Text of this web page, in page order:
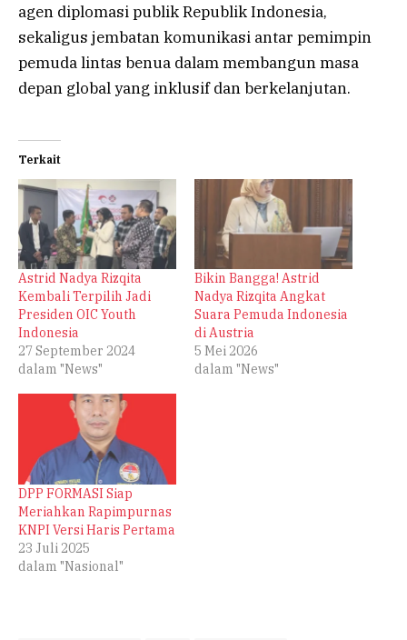
agen diplomasi publik Republik Indonesia,
sekaligus jembatan komunikasi antar pemimpin
pemuda lintas benua dalam membangun masa
depan global yang inklusif dan berkelanjutan.
Terkait
Astrid Nadya Rizqita
Kembali Terpilih Jadi
Presiden OIC Youth
Indonesia
27 September 2024
dalam "News"
Bikin Bangga! Astrid
Nadya Rizqita Angkat
Suara Pemuda Indonesia
di Austria
5 Mei 2026
dalam "News"
DPP FORMASI Siap
Meriahkan Rapimpurnas
KNPI Versi Haris Pertama
23 Juli 2025
dalam "Nasional"